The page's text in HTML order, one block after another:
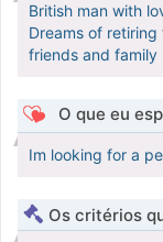
British man with
Dreams of
friends and family
O que eu
Im looking for a
Os critérios